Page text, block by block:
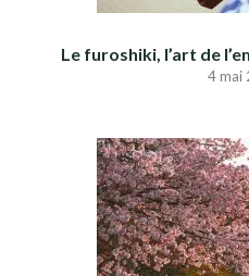
Le furoshiki, l’art de
4 mai